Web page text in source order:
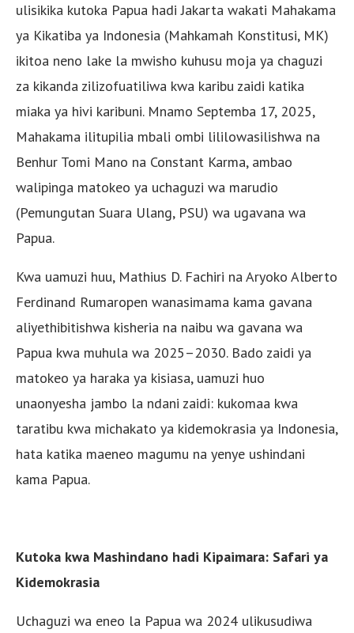
ulisikika kutoka Papua hadi Jakarta wakati Mahakama
ya Kikatiba ya Indonesia (Mahkamah Konstitusi, MK)
ikitoa neno lake la mwisho kuhusu moja ya chaguzi
za kikanda zilizofuatiliwa kwa karibu zaidi katika
miaka ya hivi karibuni. Mnamo Septemba 17, 2025,
Mahakama ilitupilia mbali ombi lililowasilishwa na
Benhur Tomi Mano na Constant Karma, ambao
walipinga matokeo ya uchaguzi wa marudio
(Pemungutan Suara Ulang, PSU) wa ugavana wa
Papua.
Kwa uamuzi huu, Mathius D. Fachiri na Aryoko Alberto
Ferdinand Rumaropen wanasimama kama gavana
aliyethibitishwa kisheria na naibu wa gavana wa
Papua kwa muhula wa 2025–2030. Bado zaidi ya
matokeo ya haraka ya kisiasa, uamuzi huo
unaonyesha jambo la ndani zaidi: kukomaa kwa
taratibu kwa michakato ya kidemokrasia ya Indonesia,
hata katika maeneo magumu na yenye ushindani
kama Papua.
Kutoka kwa Mashindano hadi Kipaimara: Safari ya
Kidemokrasia
Uchaguzi wa eneo la Papua wa 2024 ulikusudiwa